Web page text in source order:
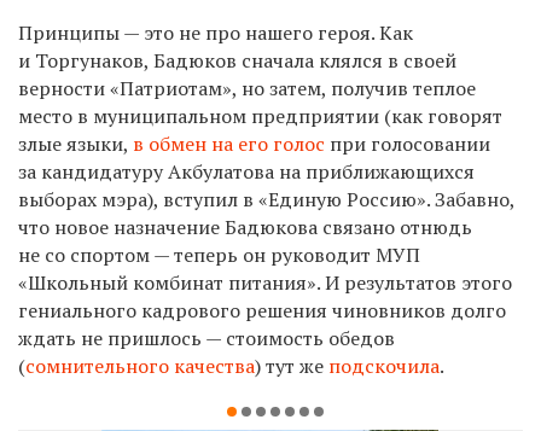
Принципы — это не про нашего героя. Как
и Торгунаков, Бадюков сначала клялся в своей
верности «Патриотам», но затем, получив теплое
место в муниципальном предприятии (как говорят
злые языки, в обмен на его голос при голосовании
за кандидатуру Акбулатова на приближающихся
выборах мэра), вступил в «Единую Россию». Забавно,
что новое назначение Бадюкова связано отнюдь
не со спортом — теперь он руководит МУП
«Школьный комбинат питания». И результатов этого
гениального кадрового решения чиновников долго
ждать не пришлось — стоимость обедов
(сомнительного качества) тут же подскочила.